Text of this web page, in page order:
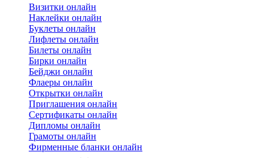
Визитки онлайн
Наклейки онлайн
Буклеты онлайн
Лифлеты онлайн
Билеты онлайн
Бирки онлайн
Бейджи онлайн
Флаеры онлайн
Открытки онлайн
Приглашения онлайн
Сертификаты онлайн
Дипломы онлайн
Грамоты онлайн
Фирменные бланки онлайн